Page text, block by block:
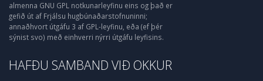
almenna GNU GPL notkunarleyfinu eins og það er
gefið út af Frjálsu hugbúnaðarstofnuninni;
annaðhvort útgáfu 3 af GPL-leyfinu, eða (ef þér
sýnist svo) með einhverri nýrri útgáfu leyfisins.
HAFÐU SAMBAND VIÐ OKKUR